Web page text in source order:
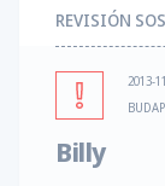
REVISIÓN
2013-
Billy